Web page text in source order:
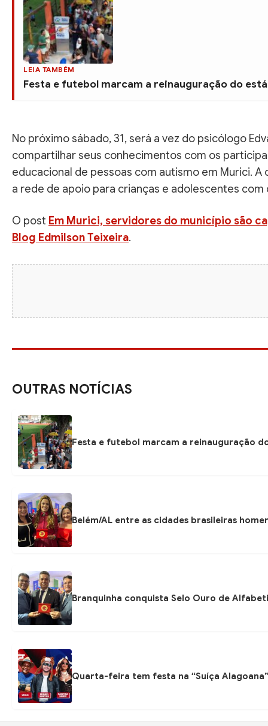
LEIA TAMBÉM
Festa e futebol marcam a reinauguração do
No próximo sábado, 31, será a vez do psicólogo
compartilhar seus conhecimentos com os
educacional de pessoas com autismo em Murici.
a rede de apoio para crianças e adolescentes
O post Em Murici, servidores do município são
Blog Edmilson Teixeira.
OUTRAS NOTÍCIAS
Festa e futebol marcam a reinauguração
Belém/AL entre as cidades brasileiras
Branquinha conquista Selo Ouro de
Quarta-feira tem festa na “Suíça